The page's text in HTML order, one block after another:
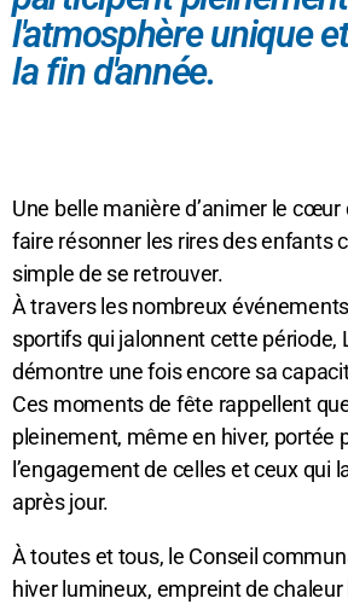
l'atmosphère unique
la fin d'année.
Une belle manière d’animer le cœur
faire résonner les rires des enfants
simple de se retrouver.
À travers les nombreux
sportifs qui jalonnent cette période,
démontre une fois encore sa
Ces moments de fête rappellent
pleinement, même en hiver, portée
l’engagement de celles et ceux qui
après jour.
À toutes et tous, le Conseil
hiver lumineux, empreint de chaleur